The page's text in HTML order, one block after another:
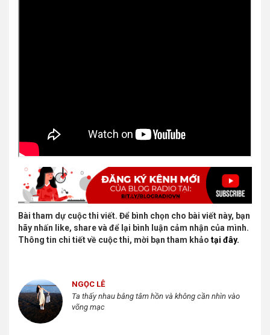
Bài tham dự cuộc thi viết. Để bình chọn cho bài viết này, bạn
hãy nhấn like, share và để lại bình luận cảm nhận của mình.
Thông tin chi tiết về cuộc thi, mời bạn tham khảo tại đây.
NGỌC LÊ
Ta thấy nhau bằng tâm hồn và không cần nhìn vào
võng mạc